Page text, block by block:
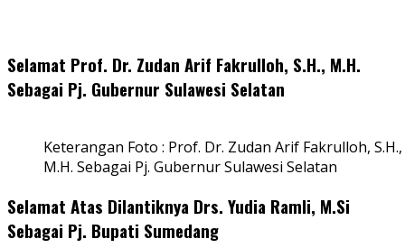
Selamat Prof. Dr. Zudan Arif Fakrulloh, S.H., M.H.
Sebagai Pj. Gubernur Sulawesi Selatan
Keterangan Foto : Prof. Dr. Zudan Arif Fakrulloh, S.H.,
M.H. Sebagai Pj. Gubernur Sulawesi Selatan
Selamat Atas Dilantiknya Drs. Yudia Ramli, M.Si
Sebagai Pj. Bupati Sumedang